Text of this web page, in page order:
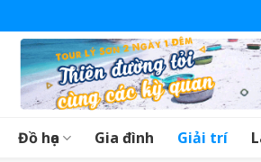
Đồ họa Gia đình Giải trí